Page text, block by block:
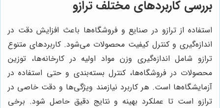
بررسی کاربردهای مختلف ترازو
استفاده از ترازو در صنایع و فروشگاه‌ها باعث افزایش دقت در
اندازه‌گیری و کنترل کیفیت محصولات می‌شود. کاربردهای متنوع
ترازو شامل اندازه‌گیری وزن مواد اولیه در کارخانه‌ها، توزین
محصولات در فروشگاه‌ها، کنترل بسته‌بندی و حتی استفاده در
آزمایشگاه‌ها است. هر کاربرد نیازمند ویژگی‌ها و دقت خاصی در
ترازو است تا عملکرد بهینه و نتایج دقیق حاصل شود. برخی